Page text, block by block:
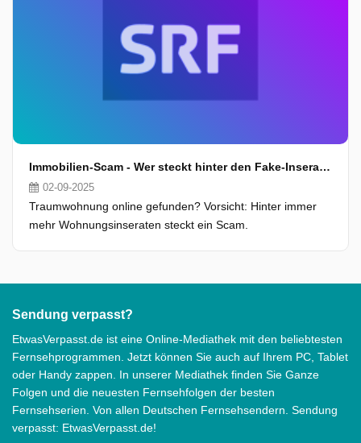
Immobilien-Scam - Wer steckt hinter den Fake-Inseraten?
02-09-2025
Traumwohnung online gefunden? Vorsicht: Hinter immer
mehr Wohnungsinseraten steckt ein Scam.
Sendung verpasst?
EtwasVerpasst.de ist eine Online-Mediathek mit den beliebtesten
Fernsehprogrammen. Jetzt können Sie auch auf Ihrem PC, Tablet
oder Handy zappen. In unserer Mediathek finden Sie Ganze
Folgen und die neuesten Fernsehfolgen der besten
Fernsehserien. Von allen Deutschen Fernsehsendern. Sendung
verpasst: EtwasVerpasst.de!